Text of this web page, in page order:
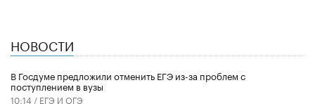
НОВОСТИ
В Госдуме предложили отменить ЕГЭ из-за проблем с
поступлением в вузы
10:14 / ЕГЭ И ОГЭ